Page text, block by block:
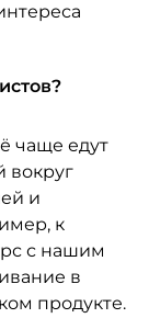
чаще едут
вокруг
и
к
с нашим
в
продукте.